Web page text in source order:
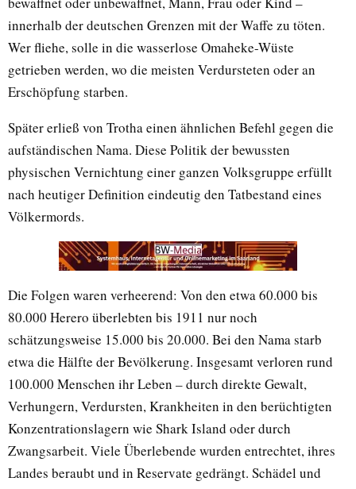
innerhalb der deutschen Grenzen mit der Waffe zu töten.
Wer fliehe, solle in die wasserlose Omaheke-Wüste
getrieben werden, wo die meisten Verdursteten oder an
Erschöpfung starben.
Später erließ von Trotha einen ähnlichen Befehl gegen die
aufständischen Nama. Diese Politik der bewussten
physischen Vernichtung einer ganzen Volksgruppe erfüllt
nach heutiger Definition eindeutig den Tatbestand eines
Völkermords.
Die Folgen waren verheerend: Von den etwa 60.000 bis
80.000 Herero überlebten bis 1911 nur noch
schätzungsweise 15.000 bis 20.000. Bei den Nama starb
etwa die Hälfte der Bevölkerung. Insgesamt verloren rund
100.000 Menschen ihr Leben – durch direkte Gewalt,
Verhungern, Verdursten, Krankheiten in den berüchtigten
Konzentrationslagern wie Shark Island oder durch
Zwangsarbeit. Viele Überlebende wurden entrechtet, ihres
Landes beraubt und in Reservate gedrängt. Schädel und